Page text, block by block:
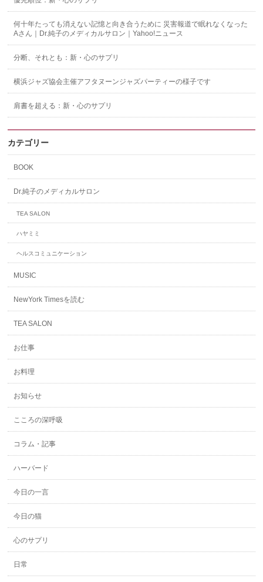
何十年たっても消えない記憶と向き合うために 災害報道で眠れなくなった
Aさん｜Dr.純子のメディカルサロン｜Yahoo!ニュース
分断、それとも：新・心のサプリ
横浜ジャズ協会主催アフタヌーンジャズパーティーの様子です
肩書を超える：新・心のサプリ
カテゴリー
BOOK
Dr.純子のメディカルサロン
TEA SALON
ハヤミミ
ヘルスコミュニケーション
MUSIC
NewYork Timesを読む
TEA SALON
お仕事
お料理
お知らせ
こころの深呼吸
コラム・記事
ハーバード
今日の一言
今日の猫
心のサプリ
日常